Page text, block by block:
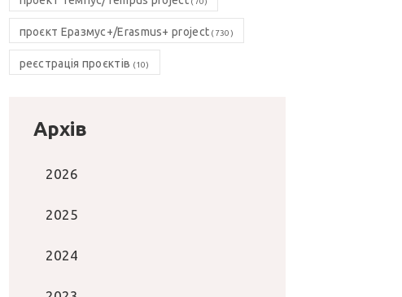
проєкт Еразмус+/Erasmus+ project (730)
реєстрація проєктів (10)
Архів
2026
2025
2024